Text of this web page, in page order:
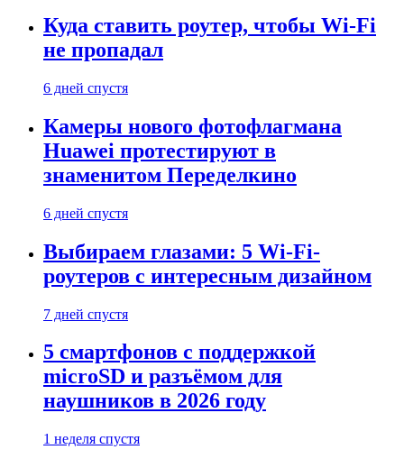
Куда ставить роутер, чтобы Wi-Fi
не пропадал
6 дней спустя
Камеры нового фотофлагмана
Huawei протестируют в
знаменитом Переделкино
6 дней спустя
Выбираем глазами: 5 Wi-Fi-
роутеров с интересным дизайном
7 дней спустя
5 смартфонов с поддержкой
microSD и разъёмом для
наушников в 2026 году
1 неделя спустя